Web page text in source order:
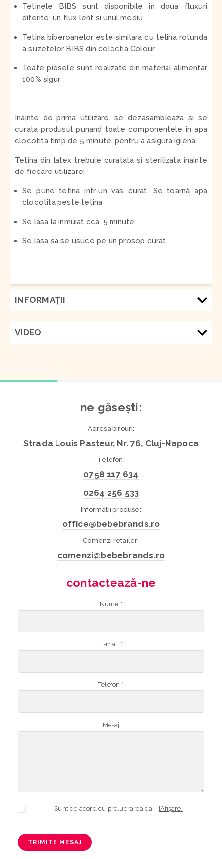
Tetinele BIBS sunt disponibile in doua fluxuri
diferite: un flux lent si unul mediu
Tetina biberoanelor este similara cu tetina rotunda
a suzetelor BIBS din colectia Colour
Toate piesele sunt realizate din material alimentar
100% sigur
Inainte de prima utilizare, se dezasambleaza si se
curata produsul punand toate componentele in apa
clocotita timp de 5 minute. pentru a asigura igiena.
Tetina din latex trebuie curatata si sterilizata inainte
de fiecare utilizare:
Se pune tetina intr-un vas curat. Se toarnă apa
clocotita peste tetina
Se lasa la inmuiat cca. 5 minute.
Se lasa sa se usuce pe un prosop curat
INFORMAŢII
VIDEO
ne găsești:
Adresa birouri:
Strada Louis Pasteur, Nr. 76, Cluj-Napoca
Telefon:
0758 117 634
0264 256 533
Informatii produse:
office@bebebrands.ro
Comenzi retailer:
comenzi@bebebrands.ro
contactează-ne
Nume *
E-mail *
Telefon *
Mesaj
[Afișare]
TRIMITE MESAJ